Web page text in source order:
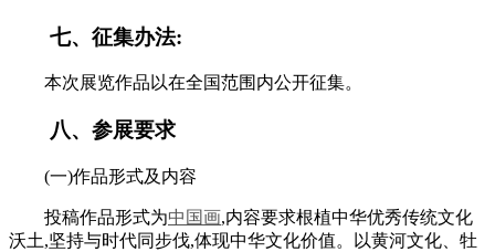
七、征集办法:
本次展览作品以在全国范围内公开征集。
八、参展要求
(一)作品形式及内容
投稿作品形式为中国画,内容要求根植中华优秀传统文化
沃土,坚持与时代同步伐,体现中华文化价值。以黄河文化、牡